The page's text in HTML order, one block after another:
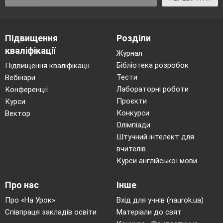
антонімами (все
не велика, а
маленька; не
похмура, а
весела);
підводити до
вміння виразно
інтонувати
висловлювання
героїв у
проблемних
ситуаціях
знайомство,
сварка); вчити
співвідносити
казкових
за ритмом», «
Вгадай за
лексики дітей.
імпровізація
Підвищення
кваліфікації
Підвищення кваліфікації
Вебінари
Конференції
Курси
Вектор
Розділи
Журнал
Бібліотека розробок
Тести
Лабораторні роботи
Проєкти
Конкурси
Олімпіади
Штучний інтелект для
вчителів
Курси англійської мови
Про нас
Про «На Урок»
Співпраця закладів освіти
Інше
Вхід для учнів (naurok.ua)
Матеріали до свят